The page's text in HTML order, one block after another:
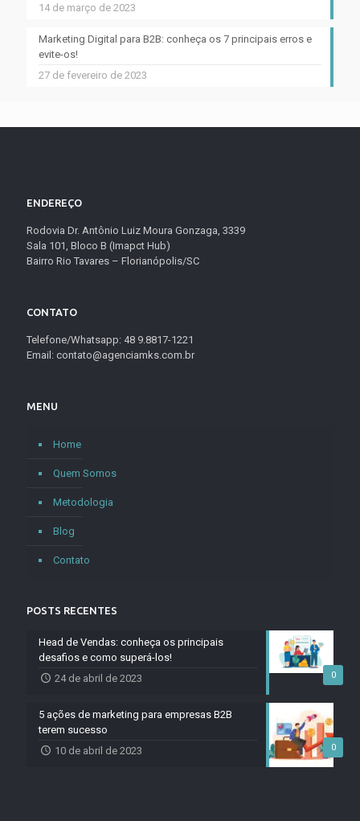
14 de março de 2023
Marketing Digital para B2B: conheça os 7 principais erros e
evite-os!
27 de fevereiro de 2023
ENDEREÇO
Rodovia Dr. Antônio Luiz Moura Gonzaga, 3339
Sala 101, Bloco B (Imapct Hub)
Bairro Rio Tavares – Florianópolis/SC
CONTATO
Telefone/Whatsapp: 48 9.8817-1221
Email: contato@agenciamks.com.br
MENU
Home
Quem Somos
Metodologia
Blog
Contato
POSTS RECENTES
0
Head de Vendas: conheça os principais
desafios e como superá-los!
24 de abril de 2023
0
5 ações de marketing para empresas B2B
terem sucesso
10 de abril de 2023